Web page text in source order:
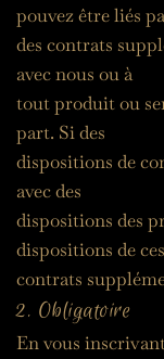
pouvez être liés
des contrats
avec nous ou à
tout produit ou
part. Si des
dispositions de
avec des
dispositions des
dispositions de ces
contrats
2. Obligatoire
En vous